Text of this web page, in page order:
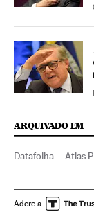
ARQUIVADO EM
Datafolha Atlas
Função pública
Adere a